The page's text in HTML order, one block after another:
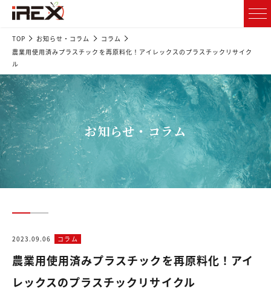
TOP お知らせ・コラム
コラム
農業用使用済みプラスチックを再原料化！アイレックスのプラスチックリサイク
ル
お知らせ・コラム
2023.09.06 コラム
農業用使用済みプラスチックを再原料化！アイ
レックスのプラスチックリサイクル